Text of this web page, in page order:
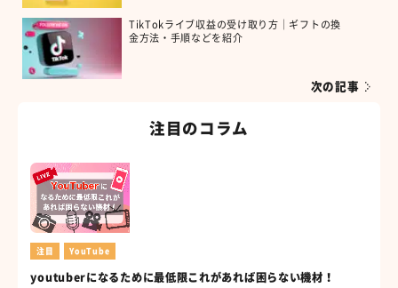
次の記事
TikTokライブ収益の受け取り方｜ギフトの換
金方法・手順などを紹介
注目のコラム
注目 YouTube
youtuberになるために最低限これがあれば困らない機材！